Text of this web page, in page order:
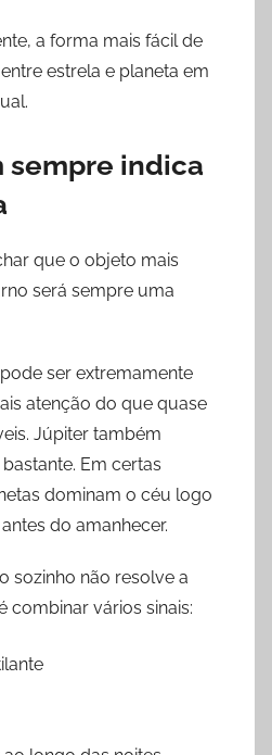
a forma mais fácil de
estrela e planeta em
sempre indica
que o objeto mais
será sempre uma
ser extremamente
atenção do que quase
Júpiter também
Em certas
dominam o céu logo
do amanhecer.
sozinho não resolve a
combinar vários sinais: